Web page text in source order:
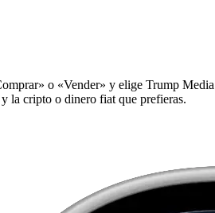
o «Vender» y elige Trump Media
la cripto o dinero fiat que prefieras.